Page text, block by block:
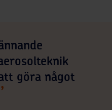
göra något